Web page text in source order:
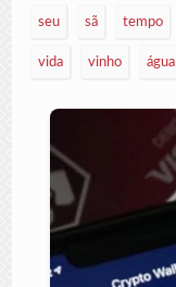
seu sã tempo
vida vinho água